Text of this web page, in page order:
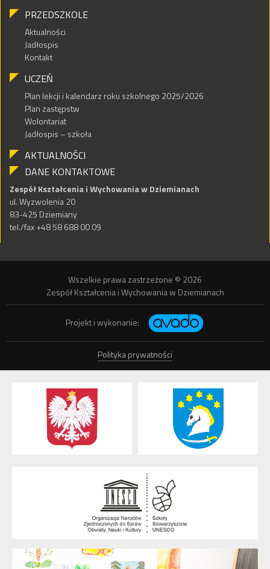
PRZEDSZKOLE
Aktualności
Jadłospis
Kontakt
UCZEŃ
Plan lekcji i kalendarz roku szkolnego 2025/2026
Plan zastępstw
Wolontariat
Jadłospis – szkoła
AKTUALNOŚCI
DANE KONTAKTOWE
Zespół Kształcenia i Wychowania w Dziemianach
ul. Wyzwolenia 20
83-425 Dziemiany
tel./fax +48 58 688 00 09
Wszelkie prawa zastrzeżone © 2026
Zespół Kształcenia i Wychowania w Dziemianach
Projekt i wykonanie:
Polityka prywatności